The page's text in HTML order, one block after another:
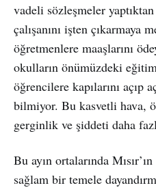
vadeli sözleşmeler
çalışanını işten çıkarmaya
öğretmenlere maaşlarını
okulların önümüzdeki
öğrencilere kapılarını açıp
bilmiyor. Bu kasvetli hava,
gerginlik ve şiddeti daha
Bu ayın ortalarında
sağlam bir temele